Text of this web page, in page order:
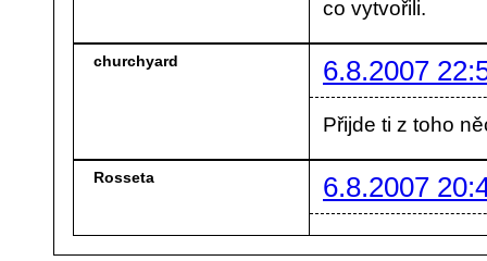
co vytvořili.
churchyard 6.8.2007
Přijde ti z toho
Rosseta 6.8.2007